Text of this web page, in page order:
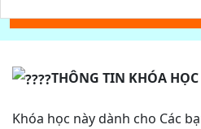
STEAM
GAĐT
năng
THÔNG TIN KHÓA HỌC
Khóa học này dành cho Các